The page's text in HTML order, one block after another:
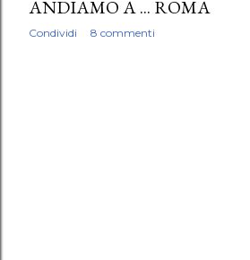
ANDIAMO A ... ROMA
Condividi 8 commenti